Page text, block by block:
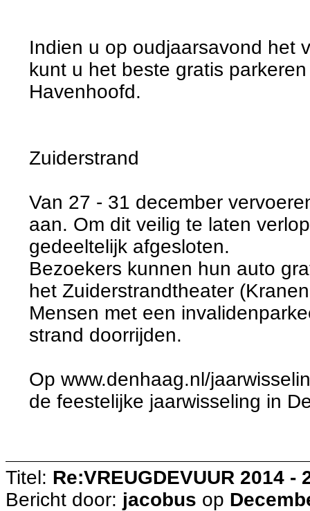
Indien u op oudjaarsavond het
kunt u het beste gratis
Havenhoofd.
Zuiderstrand
Van 27 - 31 december
aan. Om dit veilig te laten
gedeeltelijk afgesloten.
Bezoekers kunnen hun auto
het Zuiderstrandtheater
Mensen met een
strand doorrijden.
Op www.denhaag.nl/
de feestelijke jaarwisseling in
Titel: Re:VREUGDEVUUR 2014 -
Bericht door: jacobus op